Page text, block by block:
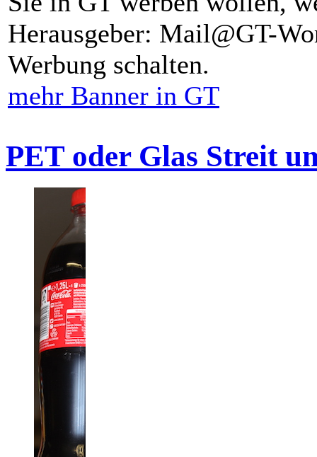
Herausgeber: Mail@GT-
Werbung schalten.
mehr Banner in GT
PET oder Glas Streit